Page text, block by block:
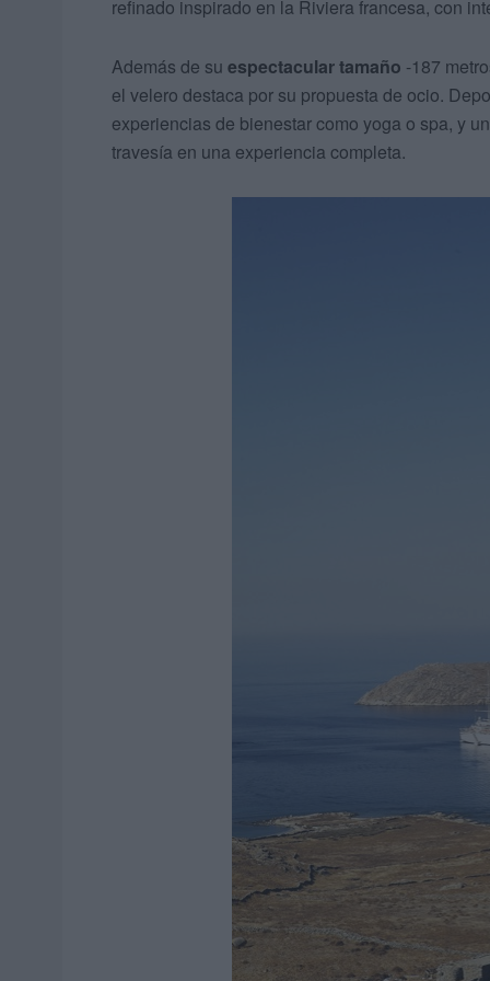
refinado inspirado en la Riviera francesa, con
Además de su espectacular tamaño -187
el velero destaca por su propuesta de ocio.
experiencias de bienestar como yoga o spa, y
travesía en una experiencia completa.